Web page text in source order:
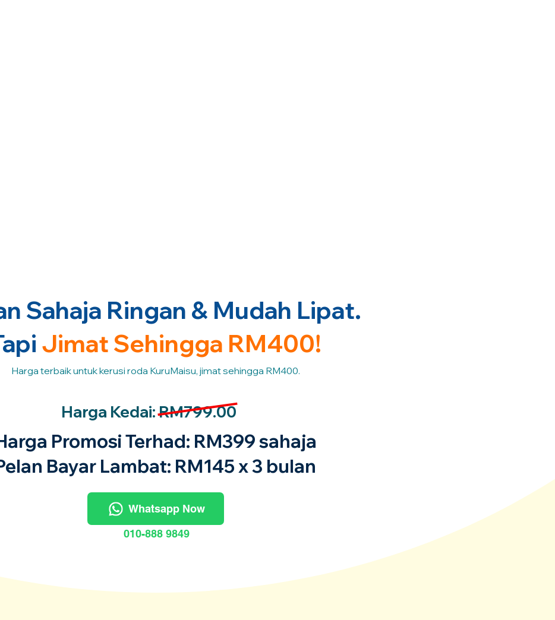
Sahaja Ringan & Mudah Lipat.
Jimat Sehingga RM400!
Harga terbaik untuk kerusi roda KuruMaisu, jimat sehingga RM400.
Harga Kedai: RM799.00
Promosi Terhad: RM399 sahaja
Bayar Lambat: RM145 x 3 bulan
Whatsapp Now
010-888 9849